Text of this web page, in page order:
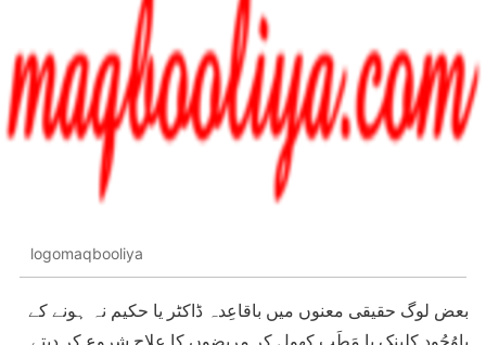
logomaqbooliya
بعض لوگ حقیقی معنوں میں باقاعِدہ ڈاکٹر یا حکیم نہ ہونے کے
باوُجُود کلینک یا مَطَب کھول کر مریضوں کا علاج شروع کر دیتے